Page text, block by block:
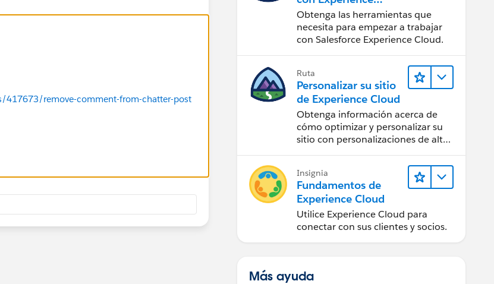
417673/remove-comment-from-chatter-post
Cloud
Obtenga las herramientas que
necesita para empezar a trabajar
con Salesforce Experience Cloud.
Ruta
Personalizar su sitio
de Experience Cloud
Obtenga información acerca de
cómo optimizar y personalizar su
sitio con personalizaciones de alto
Insignia
Fundamentos de
Experience Cloud
Utilice Experience Cloud para
conectar con sus clientes y socios.
Más ayuda